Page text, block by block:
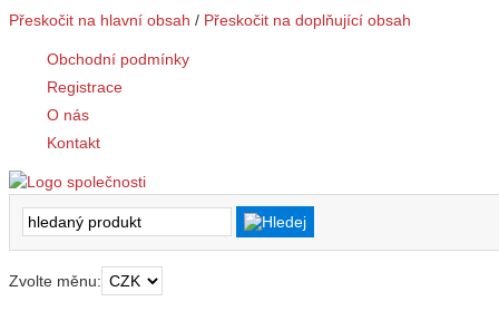
Přeskočit na hlavní obsah / Přeskočit na doplňující obsah
Obchodní podmínky
Registrace
O nás
Kontakt
Zvolte měnu: